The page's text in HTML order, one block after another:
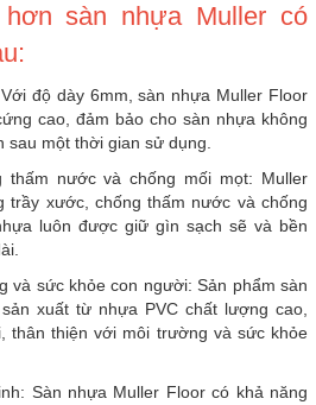
sàn nhựa Muller có
độ dày 6mm, sàn nhựa Muller Floor
cao, đảm bảo cho sàn nhựa không
sau một thời gian sử dụng.
thấm nước và chống mối mọt: Muller
trầy xước, chống thấm nước và chống
luôn được giữ gìn sạch sẽ và bền
và sức khỏe con người: Sản phẩm sàn
xuất từ nhựa PVC chất lượng cao,
thân thiện với môi trường và sức khỏe
Sàn nhựa Muller Floor có khả năng